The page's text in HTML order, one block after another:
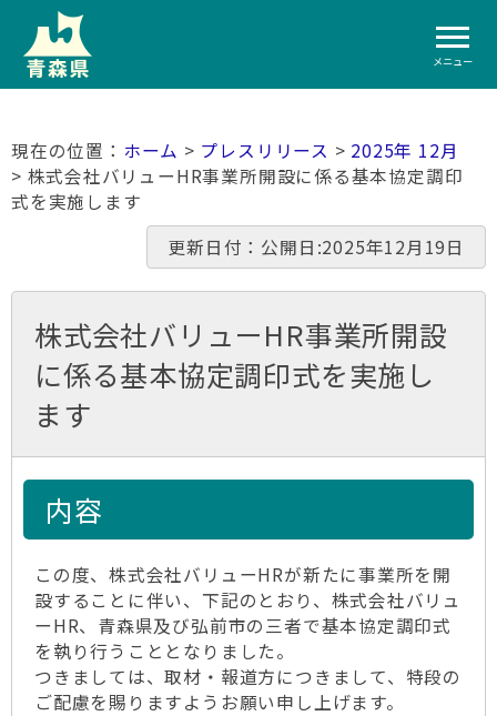
メニュー
ホーム > プレスリリース > 2025年 12月
> 株式会社バリューHR事業所開設に係る基本協定調印
式を実施します
更新日付：公開日:2025年12月19日
株式会社バリューHR事業所開設
に係る基本協定調印式を実施し
ます
内容
この度、株式会社バリューHRが新たに事業所を開
設することに伴い、下記のとおり、株式会社バリュ
ーHR、青森県及び弘前市の三者で基本協定調印式
を執り行うこととなりました。
つきましては、取材・報道方につきまして、特段の
ご配慮を賜りますようお願い申し上げます。